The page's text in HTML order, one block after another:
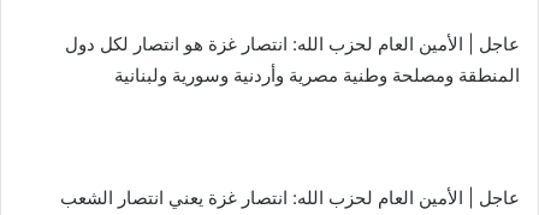
عاجل | الأمين العام لحزب الله: انتصار غزة هو انتصار لكل دول
المنطقة ومصلحة وطنية مصرية وأردنية وسورية ولبنانية
عاجل | الأمين العام لحزب الله: انتصار غزة يعني انتصار الشعب